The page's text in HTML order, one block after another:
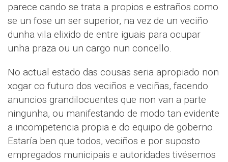
parece cando se trata a propios e estraños como
se un fose un ser superior, na vez de un veciño
dunha vila elixido de entre iguais para ocupar
unha praza ou un cargo nun concello.
No actual estado das cousas seria apropiado non
xogar co futuro dos veciños e veciñas, facendo
anuncios grandilocuentes que non van a parte
ningunha, ou manifestando de modo tan evidente
a incompetencia propia e do equipo de goberno.
Estaría ben que todos, veciños e por suposto
empregados municipais e autoridades tivésemos